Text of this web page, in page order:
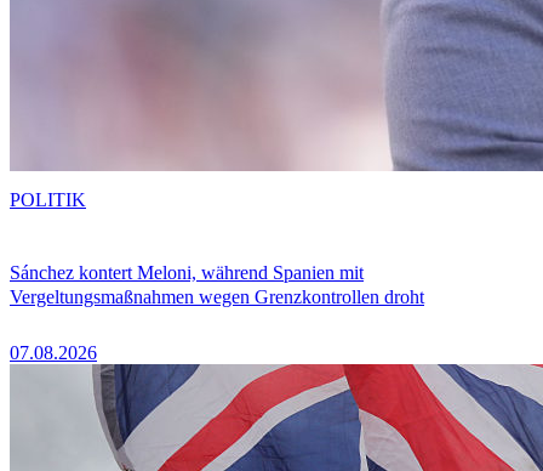
Sánchez kontert Meloni, während Spanien mit
Vergeltungsmaßnahmen wegen Grenzkontrollen droht
07.08.2026
POLITIK